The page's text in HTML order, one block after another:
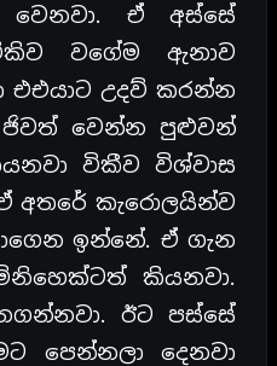
වෙනවා. ඒ අස්සේ
වගේම ඇනාව
එඑයාට උදව් කරන්න
ජිවත් වෙන්න පුළුවන්
විකීව විශ්වාස
අතරේ කැරොලයින්ව
ඉන්නේ. ඒ ගැන
කියනවා.
ඊට පස්සේ
පෙන්නලා දෙනවා